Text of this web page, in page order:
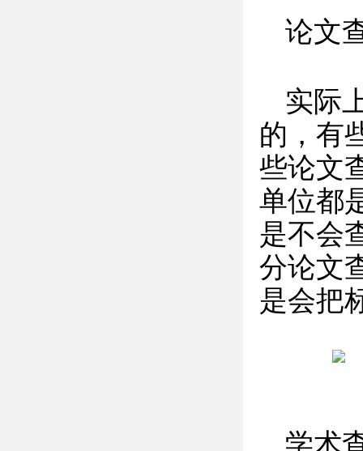
论文
实际
的，有
些论文
单位都
是不会
分论文
是会把
学术